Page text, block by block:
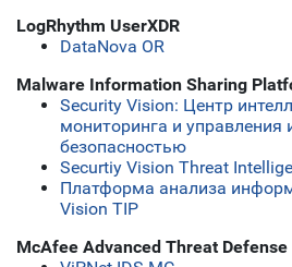
LogRhythm UserXDR
DataNova OR
Malware Information Sharing
Security Vision: Центр
мониторинга и
безопасностью
Securtiy Vision Threat
Платформа анализа
Vision TIP
McAfee Advanced Threat Defense